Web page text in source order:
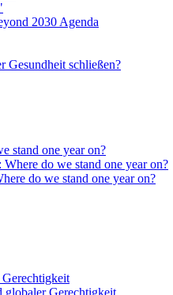
2030 Agenda
Gesundheit schließen?
stand one year on?
do we stand one year on?